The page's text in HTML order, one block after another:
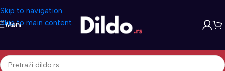
Skip to navigation
Skip to main content
Meni